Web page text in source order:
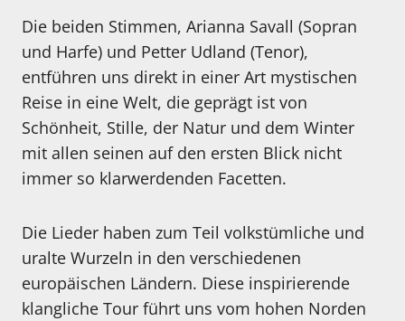
Die beiden Stimmen, Arianna Savall (Sopran
und Harfe) und Petter Udland (Tenor),
entführen uns direkt in einer Art mystischen
Reise in eine Welt, die geprägt ist von
Schönheit, Stille, der Natur und dem Winter
mit allen seinen auf den ersten Blick nicht
immer so klarwerdenden Facetten.
Die Lieder haben zum Teil volkstümliche und
uralte Wurzeln in den verschiedenen
europäischen Ländern. Diese inspirierende
klangliche Tour führt uns vom hohen Norden